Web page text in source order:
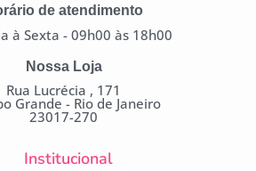
de atendimento
à Sexta - 09h00 às 18h00
Nossa Loja
Rua Lucrécia , 171
Grande - Rio de Janeiro
23017-270
Institucional